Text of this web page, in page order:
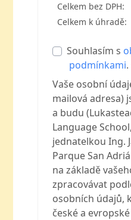
Celkem bez DPH:
Celkem k úhradě:
Souhlasím s
podmínkami
Vaše osobní
mailová adresa)
a budu
Language
jednatelkou Ing.
Parque San
na základě
zpracovávat
osobních údajů,
české a